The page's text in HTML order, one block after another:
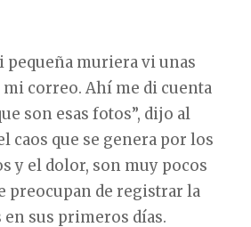
pequeña muriera vi unas
correo. Ahí me di cuenta
son esas fotos”, dijo al
caos que se genera por los
y el dolor, son muy pocos
preocupan de registrar la
sus primeros días.